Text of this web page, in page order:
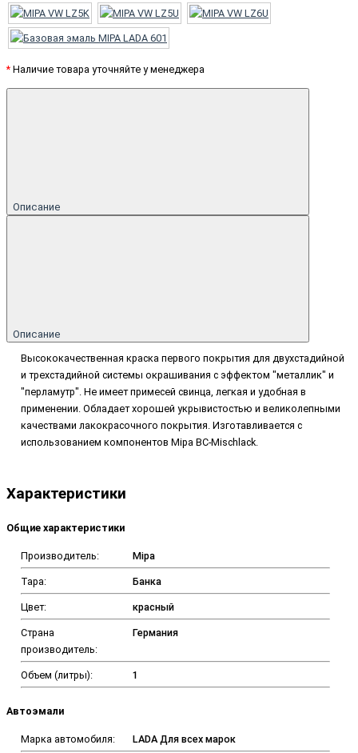
* Наличие товара уточняйте у менеджера
Описание
Описание
Высококачественная краска первого покрытия для двухстадийной
и трехстадийной системы окрашивания с эффектом "металлик" и
"перламутр". Не имеет примесей свинца, легкая и удобная в
применении. Обладает хорошей укрывистостью и великолепными
качествами лакокрасочного покрытия. Изготавливается с
использованием компонентов Mipa BC-Mischlack.
Характеристики
Общие характеристики
Производитель: Mipa
Тара: Банка
Цвет: красный
Страна
производитель:
Германия
Объем (литры): 1
Автоэмали
Марка автомобиля: LADA Для всех марок